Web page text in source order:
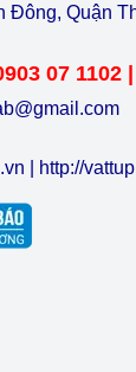
Đông, Quận
07 1102
http://